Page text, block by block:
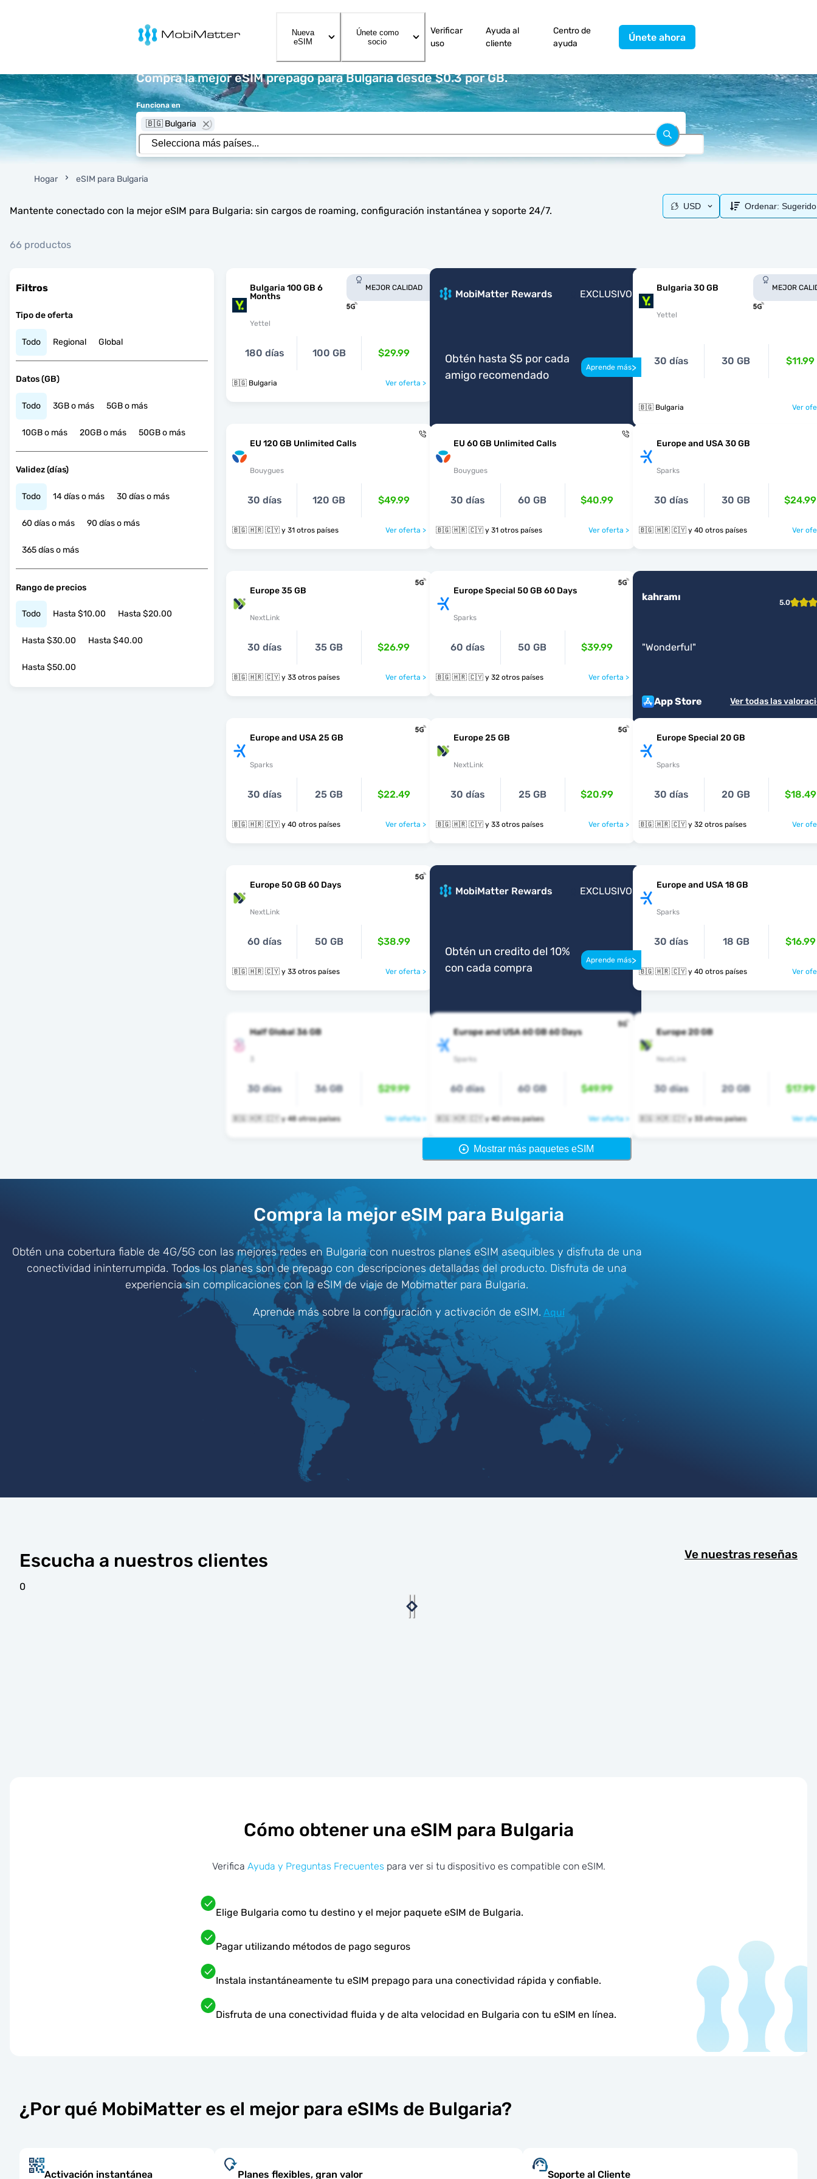
MobiMatter
Nueva
eSIM
Únete como
socio
Verificar
uso
Ayuda al
cliente
Centro de
ayuda
Únete ahora
Compra la mejor eSIM prepago para Bulgaria desde $0.3 por GB.
Funciona en
🇧🇬 Bulgaria
Hogar eSIM para Bulgaria
Mantente conectado con la mejor eSIM para Bulgaria: sin cargos de roaming, configuración instantánea y soporte 24/7.
66 productos
USD Ordenar: Sugerido
Filtros
Tipo de oferta
Todo Regional Global
Datos (GB)
Todo 3GB o más 5GB o más
10GB o más 20GB o más 50GB o más
Validez (días)
Todo 14 días o más 30 días o más
60 días o más 90 días o más
365 días o más
Rango de precios
Todo Hasta $10.00 Hasta $20.00
Hasta $30.00 Hasta $40.00
Hasta $50.00
Bulgaria 100 GB 6
Months
Yettel
MEJOR CALIDAD
180 días 100 GB $29.99
🇧🇬 Bulgaria Ver oferta >
MobiMatter Rewards EXCLUSIVO
Obtén hasta $5 por cada
amigo recomendado
Aprende más>
Bulgaria 30 GB
Yettel
MEJOR
30 días 30 GB $11.99
🇧🇬 Bulgaria Ver
EU 120 GB Unlimited Calls
Bouygues
30 días 120 GB $49.99
🇧🇬 🇭🇷 🇨🇾 y 31 otros países Ver oferta >
EU 60 GB Unlimited Calls
Bouygues
30 días 60 GB $40.99
🇧🇬 🇭🇷 🇨🇾 y 31 otros países Ver oferta >
Europe and USA 30 GB
Sparks
30 días 30 GB $24.99
🇧🇬 🇭🇷 🇨🇾 y 40 otros países Ver
Europe 35 GB
NextLink
30 días 35 GB $26.99
🇧🇬 🇭🇷 🇨🇾 y 33 otros países Ver oferta >
Europe Special 50 GB 60 Days
Sparks
60 días 50 GB $39.99
🇧🇬 🇭🇷 🇨🇾 y 32 otros países Ver oferta >
kahramı 5.0
"Wonderful"
App Store Ver todas las
Europe and USA 25 GB
Sparks
30 días 25 GB $22.49
🇧🇬 🇭🇷 🇨🇾 y 40 otros países Ver oferta >
Europe 25 GB
NextLink
30 días 25 GB $20.99
🇧🇬 🇭🇷 🇨🇾 y 33 otros países Ver oferta >
Europe Special 20 GB
Sparks
30 días 20 GB $18.49
🇧🇬 🇭🇷 🇨🇾 y 32 otros países Ver
Europe 50 GB 60 Days
NextLink
60 días 50 GB $38.99
🇧🇬 🇭🇷 🇨🇾 y 33 otros países Ver oferta >
MobiMatter Rewards EXCLUSIVO
Obtén un credito del 10%
con cada compra
Aprende más>
Europe and USA 18 GB
Sparks
30 días 18 GB $16.99
🇧🇬 🇭🇷 🇨🇾 y 40 otros países Ver
Half Global 36 GB
30 días 36 GB $29.99
🇧🇬 🇭🇷 🇨🇾 y 48 otros países Ver oferta >
Europe and USA 60 GB 60 Days
Sparks
60 días 60 GB $49.99
🇧🇬 🇭🇷 🇨🇾 y 40 otros países Ver oferta >
Europe 20 GB
NextLink
30 días 20 GB $17.99
🇧🇬 🇭🇷 🇨🇾 y 33 otros países Ver
Mostrar más paquetes eSIM
Compra la mejor eSIM para Bulgaria
Obtén una cobertura fiable de 4G/5G con las mejores redes en Bulgaria con nuestros planes eSIM asequibles y disfruta de una
conectividad ininterrumpida. Todos los planes son de prepago con descripciones detalladas del producto. Disfruta de una
experiencia sin complicaciones con la eSIM de viaje de Mobimatter para Bulgaria.
Aprende más sobre la configuración y activación de eSIM. Aquí
Escucha a nuestros clientes Ve nuestras reseñas
0
Cómo obtener una eSIM para Bulgaria
Verifica Ayuda y Preguntas Frecuentes para ver si tu dispositivo es compatible con eSIM.
Elige Bulgaria como tu destino y el mejor paquete eSIM de Bulgaria.
Pagar utilizando métodos de pago seguros
Instala instantáneamente tu eSIM prepago para una conectividad rápida y confiable.
Disfruta de una conectividad fluida y de alta velocidad en Bulgaria con tu eSIM en línea.
¿Por qué MobiMatter es el mejor para eSIMs de Bulgaria?
Activación instantánea Planes flexibles, gran valor Soporte al Cliente